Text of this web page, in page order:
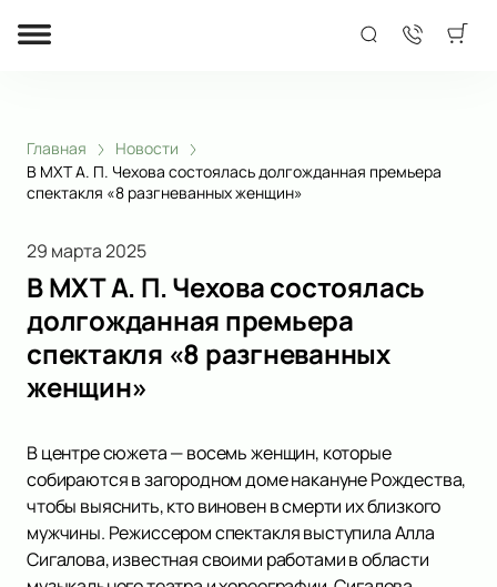
Главная
Новости
В МХТ А. П. Чехова состоялась долгожданная премьера
спектакля «8 разгневанных женщин»
29 марта 2025
В МХТ А. П. Чехова состоялась
долгожданная премьера
спектакля «8 разгневанных
женщин»
В центре сюжета — восемь женщин, которые
собираются в загородном доме накануне Рождества,
чтобы выяснить, кто виновен в смерти их близкого
мужчины. Режиссером спектакля выступила Алла
Сигалова, известная своими работами в области